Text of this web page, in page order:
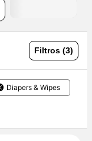
Filtros (3)
Diapers & Wipes